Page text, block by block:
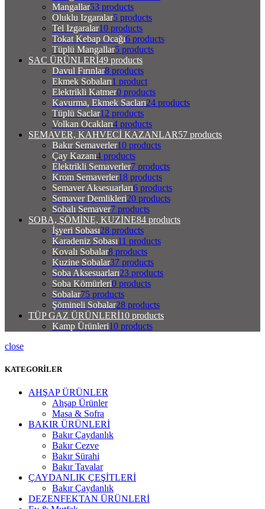
Mangallar53 products
Oluklu Izgaralar5 products
Tel Izgaralar10 products
Tokat Kebap Ocağı6 products
Tüplü Mangallar5 products
SAC ÜRÜNLERİ49 products
Davul Fırınlar8 products
Ekmek Sobaları1 product
Elektrikli Katmer0 products
Kavurma, Ekmek Sacları24 products
Tüplü Saclar12 products
Volkan Ocakları4 products
SEMAVER, KAHVECİ KAZANLAR57 products
Bakır Semaverler10 products
Çay Kazanı4 products
Elektrikli Semaverler7 products
Krom Semaverler18 products
Semaver Aksesuarları6 products
Semaver Demlikleri20 products
Sobalı Semaver7 products
SOBA, ŞÖMİNE, KUZİNE84 products
İşyeri Sobası28 products
Karadeniz Sobası11 products
Kovalı Sobalar8 products
Kuzine Sobalar37 products
Soba Aksesuarları23 products
Soba Kömürleri0 products
Sobalar75 products
Şömineli Sobalar28 products
TÜP GAZ ÜRÜNLERİ10 products
Kamp Ürünleri10 products
close
KATEGORİLER
AHŞAP ÜRÜNLER
Ahşap Ürünler
Masa & Sofra
BAKIR ÜRÜNLERİ
Bakır Çaydanlık
Bakır Cezve
Bakır Sürahi
Bakır Tavalar
ÇAYDANLIK ÇEŞİTLERİ
Bakır Çaydanlık
DEZENFEKTAN ÜRÜNLERİ